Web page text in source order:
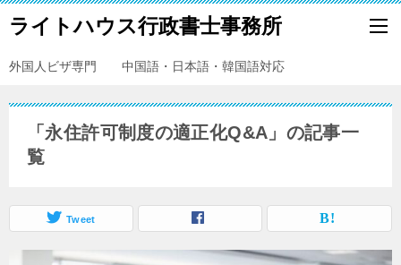
ライトハウス行政書士事務所
外国人ビザ専門 中国語・日本語・韓国語対応
「永住許可制度の適正化Q&A」の記事一
覧
Tweet